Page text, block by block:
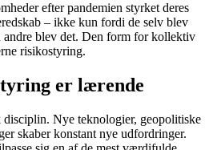
efter pandemien styrket deres
– ikke kun fordi de selv blev
andre blev det. Den form for kollektiv
risikostyring.
er lærende
Nye teknologier, geopolitiske
skaber konstant nye udfordringer.